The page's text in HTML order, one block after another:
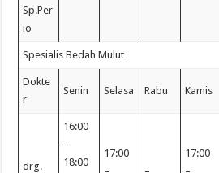
Sp.Per
io
Spesialis Bedah Mulut
Dokte
r
Senin Selasa Rabu Kamis
drg.
16:00
–
18:00
17:00
17:00